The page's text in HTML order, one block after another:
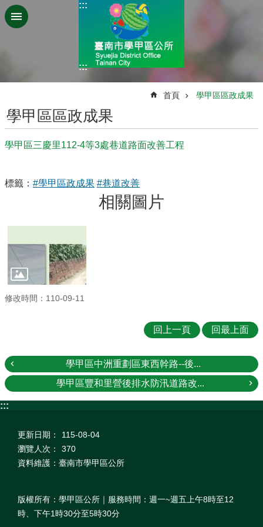
跳到主要內容區塊
:::
:::
首頁 學甲區區政成果
學甲區區政成果
學甲區三慶里112-4等3處巷道路面改善工程
標籤： #學甲區政成果 #巷道改善
相關圖片
修改時間：110-09-11
回上一頁 回最上面
學甲區中洲重劃區東西幹路--後...
學甲區豐和里營後排水防汛道路改...
:::
更新日期：
115-08-04
瀏覽人次：
370
資料維護：臺南市學甲區公所
版權所有：學甲區公所｜服務時間：週一~週五上午8時至12
時、下午1時30分至5時30分